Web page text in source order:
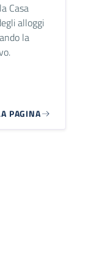
Casa
alloggi
la
PAGINA